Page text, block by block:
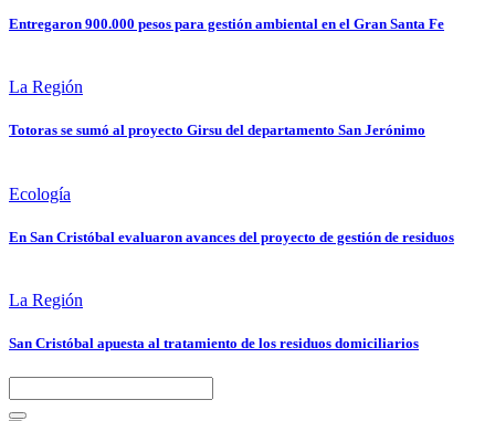
Entregaron 900.000 pesos para gestión ambiental en el Gran Santa Fe
La Región
Totoras se sumó al proyecto Girsu del departamento San Jerónimo
Ecología
En San Cristóbal evaluaron avances del proyecto de gestión de residuos
La Región
San Cristóbal apuesta al tratamiento de los residuos domiciliarios